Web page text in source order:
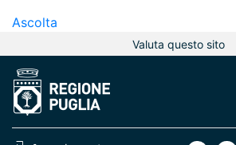
Ascolta
Valuta questo sito